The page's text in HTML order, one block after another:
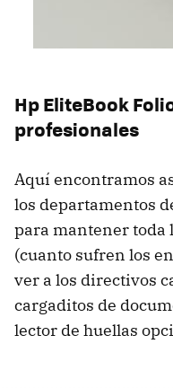
Hp EliteBook
profesionales
Aquí encontramos
los departamentos
para mantener
(cuanto sufren los
ver a los directivos
cargaditos de
lector de huellas